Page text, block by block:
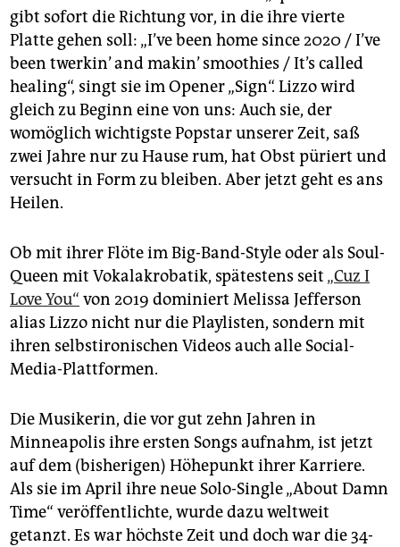
abo
genossenschaft
epaper login
gibt sofort die Richtung vor, in die ihre vierte
Platte gehen soll: „I’ve been home since 2020 / I’ve
been twerkin’ and makin’ smoothies / It’s called
healing“, singt sie im Opener „Sign“. Lizzo wird
gleich zu Beginn eine von uns: Auch sie, der
womöglich wichtigste Popstar unserer Zeit, saß
zwei Jahre nur zu Hause rum, hat Obst püriert und
versucht in Form zu bleiben. Aber jetzt geht es ans
Heilen.
Ob mit ihrer Flöte im Big-Band-Style oder als Soul-
Queen mit Vokalakrobatik, spätestens seit „Cuz I
Love You“ von 2019 dominiert Melissa Jefferson
alias Lizzo nicht nur die Playlisten, sondern mit
ihren selbstironischen Videos auch alle Social-
Media-Plattformen.
Die Musikerin, die vor gut zehn Jahren in
Minneapolis ihre ersten Songs aufnahm, ist jetzt
auf dem (bisherigen) Höhepunkt ihrer Karriere.
Als sie im April ihre neue Solo-Single „About Damn
Time“ veröffentlichte, wurde dazu weltweit
getanzt. Es war höchste Zeit und doch war die 34-